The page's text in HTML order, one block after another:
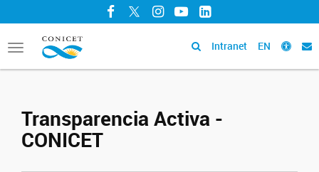
Facebook
TwitterInstagram
YouTubeLinkedIn
Toggle
navigation
Intranet EN
Transparencia Activa -
CONICET